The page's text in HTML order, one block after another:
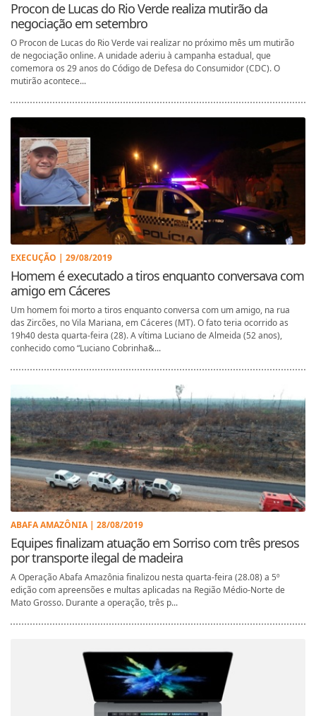
Procon de Lucas do Rio Verde realiza mutirão da
negociação em setembro
O Procon de Lucas do Rio Verde vai realizar no próximo mês um mutirão
de negociação online. A unidade aderiu à campanha estadual, que
comemora os 29 anos do Código de Defesa do Consumidor (CDC). O
mutirão acontece...
EXECUÇÃO | 29/08/2019
Homem é executado a tiros enquanto conversava com
amigo em Cáceres
Um homem foi morto a tiros enquanto conversa com um amigo, na rua
das Zircões, no Vila Mariana, em Cáceres (MT). O fato teria ocorrido as
19h40 desta quarta-feira (28). A vítima Luciano de Almeida (52 anos),
conhecido como “Luciano Cobrinha&...
ABAFA AMAZÔNIA | 28/08/2019
Equipes finalizam atuação em Sorriso com três presos
por transporte ilegal de madeira
A Operação Abafa Amazônia finalizou nesta quarta-feira (28.08) a 5º
edição com apreensões e multas aplicadas na Região Médio-Norte de
Mato Grosso. Durante a operação, três p...